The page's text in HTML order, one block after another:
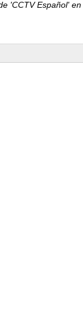
'CCTV Español' en